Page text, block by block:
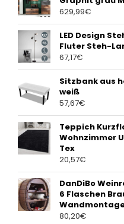
629,99€
LED Design
Fluter Steh-
67,17€
Sitzbank aus
weiß
57,67€
Teppich
Wohnzimmer
Tex
20,57€
DanDiBo
6 Flaschen
80,20€